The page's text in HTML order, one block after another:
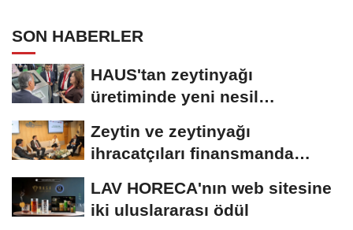
SON HABERLER
HAUS'tan zeytinyağı
üretiminde yeni nesil
Zeytin ve zeytinyağı
ihracatçıları finansmanda
LAV HORECA'nın web sitesine
iki uluslararası ödül